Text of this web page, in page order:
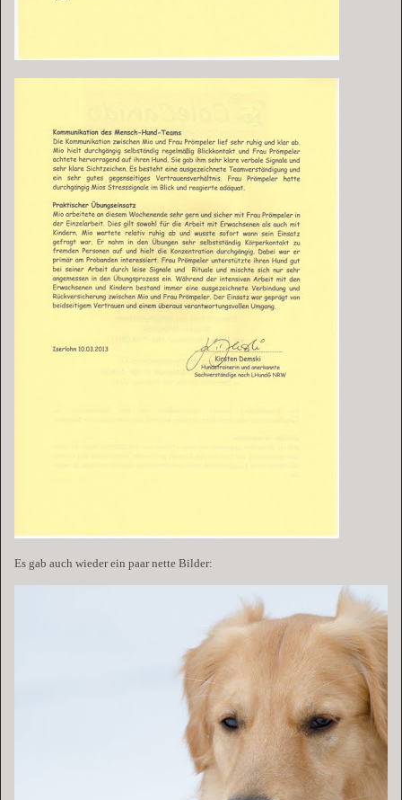
Es gab auch wieder ein paar nette Bilder: